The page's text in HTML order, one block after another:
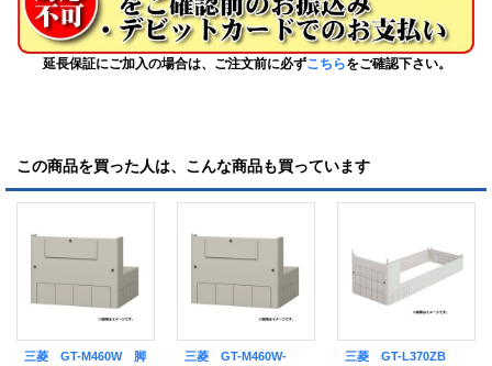
延長保証にご加入の場合は、ご注文前に必ずこちらをご確認下さい。
この商品を買った人は、こんな商品も買っています
三菱 GT-M460W 脚
三菱 GT-M460W-
三菱 GT-L370ZB